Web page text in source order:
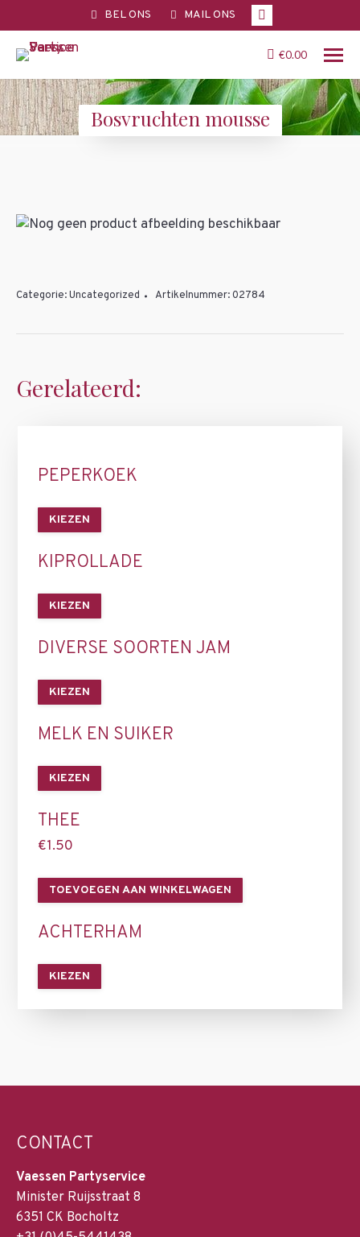
BEL ONS MAIL ONS
page
opens
in
new
window
€0.00
Bosvruchten mousse
You are here:
Categorie:Uncategorized Artikelnummer:02784
Gerelateerd:
PEPERKOEK
KIEZEN
KIPROLLADE
KIEZEN
DIVERSE SOORTEN JAM
KIEZEN
MELK EN SUIKER
KIEZEN
THEE
€1.50
TOEVOEGEN AAN WINKELWAGEN
ACHTERHAM
KIEZEN
CONTACT
Vaessen Partyservice
Minister Ruijsstraat 8
6351 CK Bocholtz